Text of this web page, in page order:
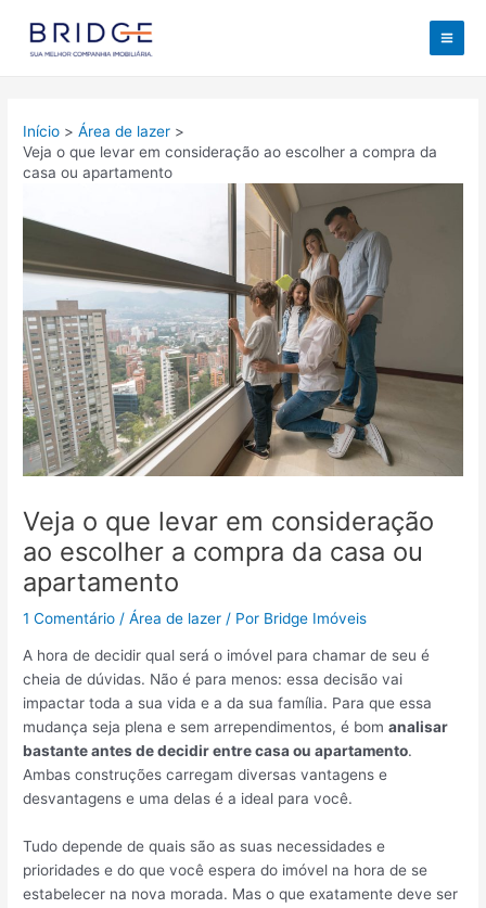
Início
Área de lazer
Veja o que levar em consideração ao escolher a compra da
casa ou apartamento
Veja o que levar em consideração
ao escolher a compra da casa ou
apartamento
1 Comentário /Área de lazer / Por Bridge Imóveis
A hora de decidir qual será o imóvel para chamar de seu é
cheia de dúvidas. Não é para menos: essa decisão vai
impactar toda a sua vida e a da sua família. Para que essa
mudança seja plena e sem arrependimentos, é bomanalisar
bastante antes de decidir entre casa ou apartamento.
Ambas construções carregam diversas vantagens e
desvantagens e uma delas é a ideal para você.
Tudo depende de quais são as suas necessidades e
prioridades e do que você espera do imóvel na hora de se
estabelecer na nova morada. Mas o que exatamente deve ser